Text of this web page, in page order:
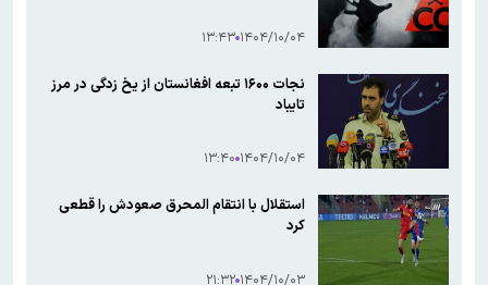
۱۴۰۴/۱۰/۰۴ ۱۳:۴۳
نجات ۱۶۰۰ تبعه افغانستان از یخ زدگی در مرز
تایباد
۱۴۰۴/۱۰/۰۴ ۱۳:۴۰
استقلال با انتقام المحرق صعودش را قطعی
کرد
۱۴۰۴/۱۰/۰۳ ۲۱:۳۲